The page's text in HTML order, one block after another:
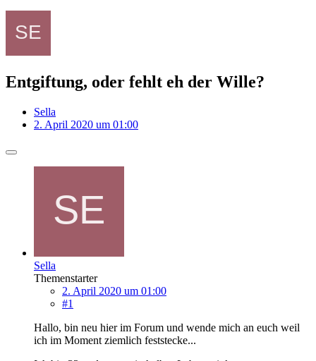
Entgiftung, oder fehlt eh der Wille?
Sella
2. April 2020 um 01:00
Sella
Themenstarter
2. April 2020 um 01:00
#1
Hallo, bin neu hier im Forum und wende mich an euch weil
ich im Moment ziemlich feststecke...